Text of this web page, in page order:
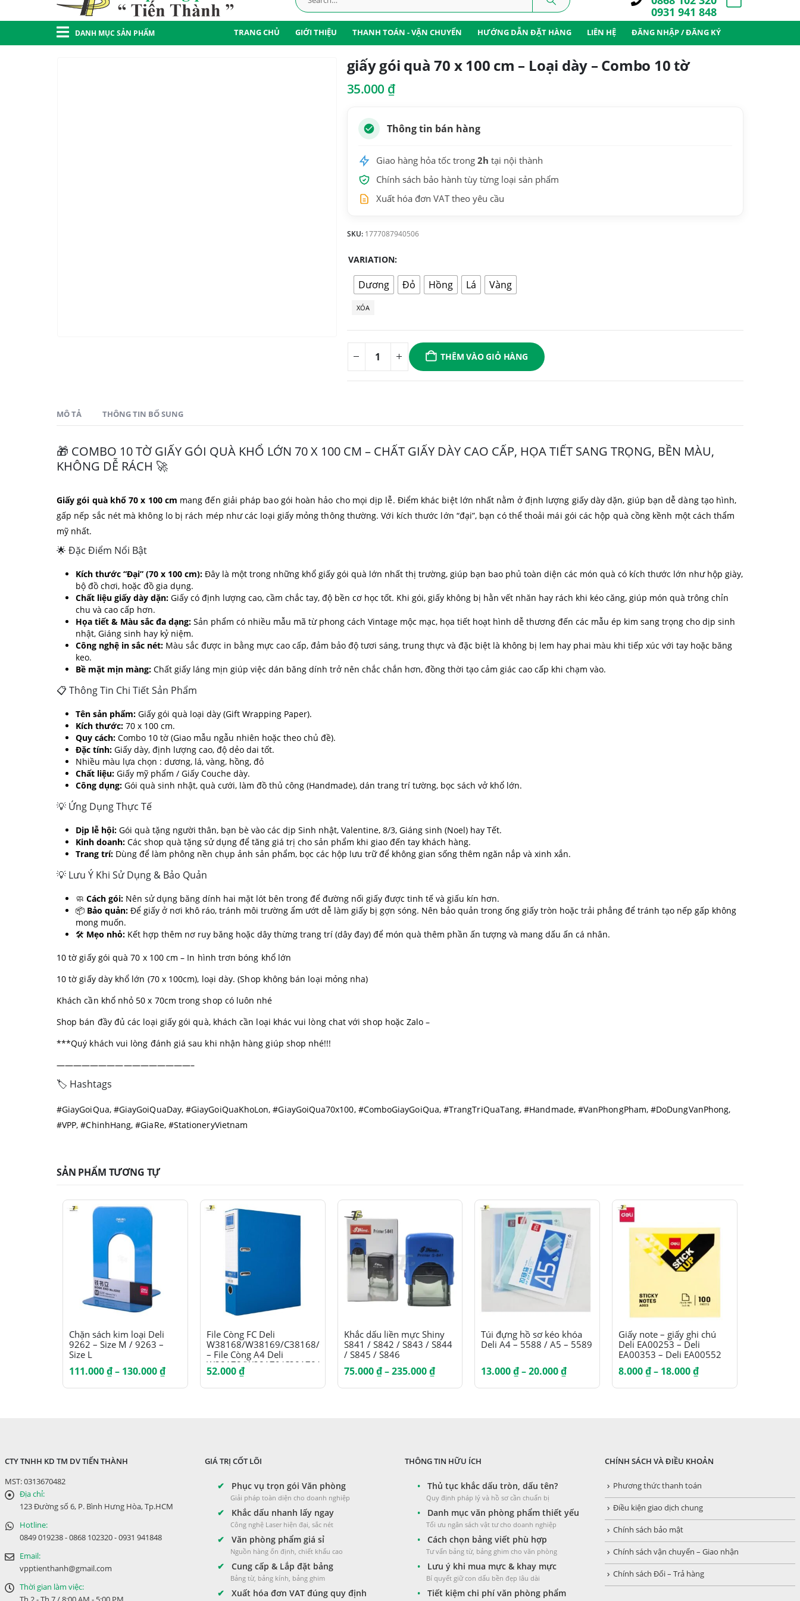
0931 941 848
DANH MỤC SẢN PHẨM TRANG CHỦ GIỚI THIỆU THANH TOÁN - VẬN CHUYỂN HƯỚNG DẪN ĐẶT HÀNG LIÊN HỆ ĐĂNG NHẬP / ĐĂNG KÝ
giấy gói quà 70 x 100 cm – Loại dày – Combo 10 tờ
35.000 ₫
Thông tin bán hàng
Giao hàng hỏa tốc trong 2h tại nội thành
Chính sách bảo hành tùy từng loại sản phẩm
Xuất hóa đơn VAT theo yêu cầu
SKU: 1777087940506
VARIATION
Dương Đỏ Hồng Lá Vàng
XÓA
THÊM VÀO GIỎ HÀNG
MÔ TẢ THÔNG TIN BỔ SUNG
🎁 COMBO 10 TỜ GIẤY GÓI QUÀ KHỔ LỚN 70 X 100 CM – CHẤT GIẤY DÀY CAO CẤP, HỌA TIẾT SANG TRỌNG, BỀN MÀU,
KHÔNG DỄ RÁCH 🚀
Giấy gói quà khổ 70 x 100 cm mang đến giải pháp bao gói hoàn hảo cho mọi dịp lễ. Điểm khác biệt lớn nhất nằm ở định lượng giấy dày dặn, giúp bạn dễ dàng tạo hình,
gấp nếp sắc nét mà không lo bị rách mép như các loại giấy mỏng thông thường. Với kích thước lớn “đại”, bạn có thể thoải mái gói các hộp quà cồng kềnh một cách thẩm
mỹ nhất.
🌟 Đặc Điểm Nổi Bật
Kích thước “Đại” (70 x 100 cm): Đây là một trong những khổ giấy gói quà lớn nhất thị trường, giúp bạn bao phủ toàn diện các món quà có kích thước lớn như hộp giày,
bộ đồ chơi, hoặc đồ gia dụng.
Chất liệu giấy dày dặn: Giấy có định lượng cao, cầm chắc tay, độ bền cơ học tốt. Khi gói, giấy không bị hằn vết nhăn hay rách khi kéo căng, giúp món quà trông chỉn
chu và cao cấp hơn.
Họa tiết & Màu sắc đa dạng: Sản phẩm có nhiều mẫu mã từ phong cách Vintage mộc mạc, họa tiết hoạt hình dễ thương đến các mẫu ép kim sang trọng cho dịp sinh
nhật, Giáng sinh hay kỷ niệm.
Công nghệ in sắc nét: Màu sắc được in bằng mực cao cấp, đảm bảo độ tươi sáng, trung thực và đặc biệt là không bị lem hay phai màu khi tiếp xúc với tay hoặc băng
keo.
Bề mặt mịn màng: Chất giấy láng mịn giúp việc dán băng dính trở nên chắc chắn hơn, đồng thời tạo cảm giác cao cấp khi chạm vào.
📋 Thông Tin Chi Tiết Sản Phẩm
Tên sản phẩm: Giấy gói quà loại dày (Gift Wrapping Paper).
Kích thước: 70 x 100 cm.
Quy cách: Combo 10 tờ (Giao mẫu ngẫu nhiên hoặc theo chủ đề).
Đặc tính: Giấy dày, định lượng cao, độ dẻo dai tốt.
Nhiều màu lựa chọn : dương, lá, vàng, hồng, đỏ
Chất liệu: Giấy mỹ phẩm / Giấy Couche dày.
Công dụng: Gói quà sinh nhật, quà cưới, làm đồ thủ công (Handmade), dán trang trí tường, bọc sách vở khổ lớn.
💡 Ứng Dụng Thực Tế
Dịp lễ hội: Gói quà tặng người thân, bạn bè vào các dịp Sinh nhật, Valentine, 8/3, Giáng sinh (Noel) hay Tết.
Kinh doanh: Các shop quà tặng sử dụng để tăng giá trị cho sản phẩm khi giao đến tay khách hàng.
Trang trí: Dùng để làm phông nền chụp ảnh sản phẩm, bọc các hộp lưu trữ để không gian sống thêm ngăn nắp và xinh xắn.
💡 Lưu Ý Khi Sử Dụng & Bảo Quản
🧼 Cách gói: Nên sử dụng băng dính hai mặt lót bên trong để đường nối giấy được tinh tế và giấu kín hơn.
📦 Bảo quản: Để giấy ở nơi khô ráo, tránh môi trường ẩm ướt dễ làm giấy bị gợn sóng. Nên bảo quản trong ống giấy tròn hoặc trải phẳng để tránh tạo nếp gấp không
mong muốn.
🛠️ Mẹo nhỏ: Kết hợp thêm nơ ruy băng hoặc dây thừng trang trí (dây đay) để món quà thêm phần ấn tượng và mang dấu ấn cá nhân.
10 tờ giấy gói quà 70 x 100 cm – In hình trơn bóng khổ lớn
10 tờ giấy dày khổ lớn (70 x 100cm), loại dày. (Shop không bán loại mỏng nha)
Khách cần khổ nhỏ 50 x 70cm trong shop có luôn nhé
Shop bán đầy đủ các loại giấy gói quà, khách cần loại khác vui lòng chat với shop hoặc Zalo –
***Quý khách vui lòng đánh giá sau khi nhận hàng giúp shop nhé!!!
————————————————–
🏷️ Hashtags
#GiayGoiQua, #GiayGoiQuaDay, #GiayGoiQuaKhoLon, #GiayGoiQua70x100, #ComboGiayGoiQua, #TrangTriQuaTang, #Handmade, #VanPhongPham, #DoDungVanPhong,
#VPP, #ChinhHang, #GiaRe, #StationeryVietnam
SẢN PHẨM TƯƠNG TỰ
Chặn sách kim loại Deli
9262 – Size M / 9263 –
Size L
111.000₫– 130.000₫Khoảng
từ
File Còng FC Deli
W38168/W38169/C38168/C38169
– File Còng A4 Deli
W38178/W38179/C38178/C38179
52.000₫
Khắc dấu liền mực Shiny
S841 / S842 / S843 / S844
/ S845 / S846
75.000₫ – 235.000₫Khoảng
giá:
từ
Túi đựng hồ sơ kéo khóa
Deli A4 – 5588 / A5 – 5589
13.000₫–20.000₫Khoảng
từ
Sản phẩm này có nhiều biến thể. Các tùy chọn có thể được chọn trên trang sản phẩm
Giấy note – giấy ghi chú
Deli EA00253 – Deli
EA00353 – Deli EA00552
8.000₫– 18.000₫Khoảng
từ
CTY TNHH KD TM DV TIẾN THÀNH
MST: 0313670482
Địa chỉ:
123 Đường số 6, P. Bình Hưng Hòa, Tp.HCM
Hotline:
0849 019238 - 0868 102320 - 0931 941848
Email:
vpptienthanh@gmail.com
Thời gian làm việc:
GIÁ TRỊ CỐT LÕI
✔ Phục vụ trọn gói Văn phòng
Giải pháp toàn diện cho doanh nghiệp
✔ Khắc dấu nhanh lấy ngay
Công nghệ Laser hiện đại, sắc nét
✔ Văn phòng phẩm giá sỉ
Nguồn hàng ổn định, chiết khấu cao
✔ Cung cấp & Lắp đặt bảng
Bảng từ, bảng kính, bảng ghim
✔ Xuất hóa đơn VAT đúng quy định
THÔNG TIN HỮU ÍCH
• Thủ tục khắc dấu tròn, dấu tên?
Quy định pháp lý và hồ sơ cần chuẩn bị
• Danh mục văn phòng phẩm thiết yếu
Tối ưu ngân sách vật tư cho doanh nghiệp
• Cách chọn bảng viết phù hợp
Tư vấn bảng từ, bảng ghim cho văn phòng
• Lưu ý khi mua mực & khay mực
Bí quyết giữ con dấu bền đẹp lâu dài
• Tiết kiệm chi phí văn phòng phẩm
CHÍNH SÁCH VÀ ĐIỀU KHOẢN
Phương thức thanh toán
Điều kiện giao dịch chung
Chính sách bảo mật
Chính sách vận chuyển – Giao nhận
Chính sách Đổi – Trả hàng